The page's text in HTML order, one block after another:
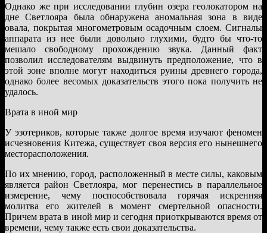
Однако же при исследовании глубин озера геолокатором на
дне Светлояра была обнаружена аномальная зона в виде
овала, покрытая многометровым осадочным слоем. Сигналы
аппарата из нее были довольно глухими, будто бы что-то
мешало свободному прохождению звука. Данный факт
позволил исследователям выдвинуть предположение, что в
этой зоне вполне могут находиться руины древнего города,
однако более весомых доказательств этого пока получить не
удалось.
Врата в иной мир
У эзотериков, которые также долгое время изучают феномен
исчезновения Китежа, существует своя версия его нынешнего
месторасположения.
По их мнению, город, расположенный в месте силы, каковым
является район Светлояра, мог перенестись в параллельное
измерение, чему поспособствовала горячая искренняя
молитва его жителей в момент смертельной опасности.
Причем врата в иной мир и сегодня приоткрываются время от
времени, чему также есть свои доказательства.